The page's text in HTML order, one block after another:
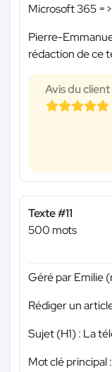
Microsoft 365
Pierre-
rédaction de ce
Avis du client
Texte #11
500 mots
Géré par Emilie
Rédiger un
Sujet (H1) : La
Mot clé principal